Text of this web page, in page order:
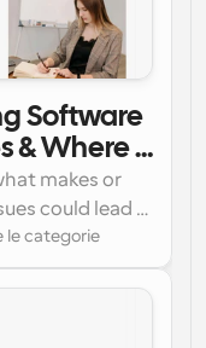
Software
& Where
makes or
could lead
hotels,
idea when
on both ends
at a
le categorie